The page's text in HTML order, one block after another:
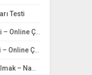
Testi
Online Çöz
Online Çöz
İbadeti Testi